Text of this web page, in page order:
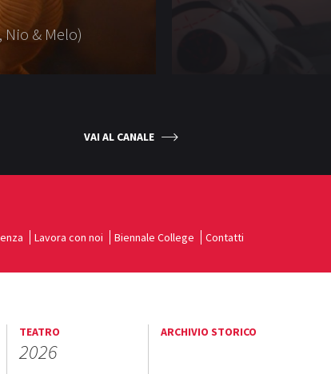
Nio & Melo)
VAI AL CANALE
Lavora con noi Biennale College Contatti
TEATRO
2026
ARCHIVIO STORICO